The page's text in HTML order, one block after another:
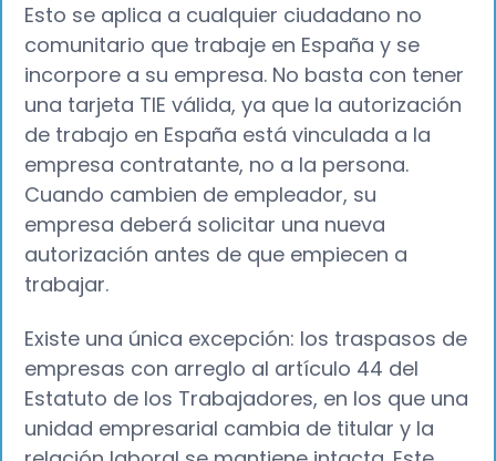
Esto se aplica a cualquier ciudadano no
comunitario que trabaje en España y se
incorpore a su empresa. No basta con tener
una tarjeta TIE válida, ya que la autorización
de trabajo en España está vinculada a la
empresa contratante, no a la persona.
Cuando cambien de empleador, su
empresa deberá solicitar una nueva
autorización antes de que empiecen a
trabajar.
Existe una única excepción: los traspasos de
empresas con arreglo al artículo 44 del
Estatuto de los Trabajadores, en los que una
unidad empresarial cambia de titular y la